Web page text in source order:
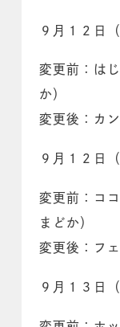
９月１２日
変更前：は
か）
変更後：カ
９月１２日
変更前：コ
まどか）
変更後：フ
９月１３日